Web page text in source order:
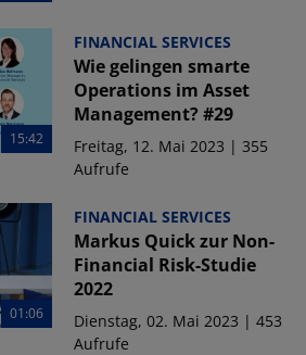
15:42
FINANCIAL SERVICES
Wie gelingen smarte
Operations im Asset
Management? #29
Freitag, 12. Mai 2023 | 355
Aufrufe
01:06
FINANCIAL SERVICES
Markus Quick zur Non-
Financial Risk-Studie
2022
Dienstag, 02. Mai 2023 | 453
Aufrufe